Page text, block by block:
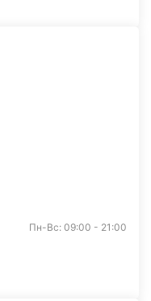
Пн-Вс: 09:00 - 21:00